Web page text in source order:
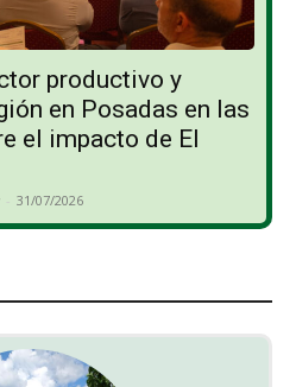
productivo y
en Posadas en las
el impacto de El
- 31/07/2026